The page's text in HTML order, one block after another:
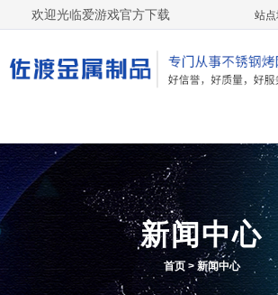
欢迎光临爱游戏官方下载 站点
新闻中心
首页>新闻中心